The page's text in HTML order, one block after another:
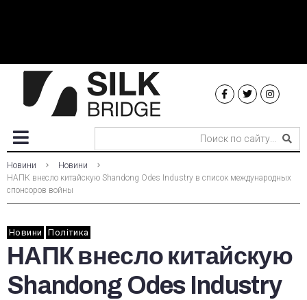
Новини
Новини
НАПК внесло китайскую Shandong Odes Industry в список международных
спонсоров войны
Новини Політика
НАПК внесло китайскую
Shandong Odes Industry